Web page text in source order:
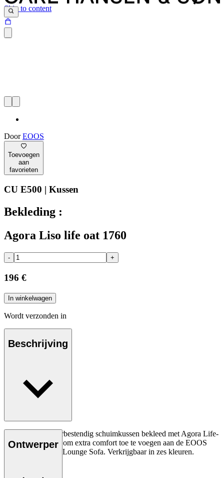
Skip to content
DoorEOOS
Toevoegen
aan
favorieten
CU E500 | Kussen
Bekleding :
Agora Liso life oat 1760
- +
196 €
In winkelwagen
Wordt verzonden in
Beschrijving
Sneldrogend, weerbestendig schuimkussen bekleed met Agora Life-
textiel, ontworpen om extra comfort toe te voegen aan de EOOS
Embrace Outdoor Lounge Sofa. Verkrijgbaar in zes kleuren.
Ontwerper